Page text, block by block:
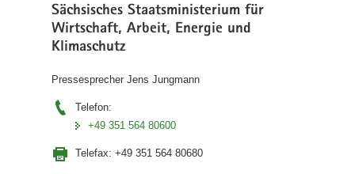
Sächsisches Staatsministerium für
Wirtschaft, Arbeit, Energie und
Klimaschutz
Pressesprecher Jens Jungmann
Telefon:
+49 351 564 80600
Telefax: +49 351 564 80680